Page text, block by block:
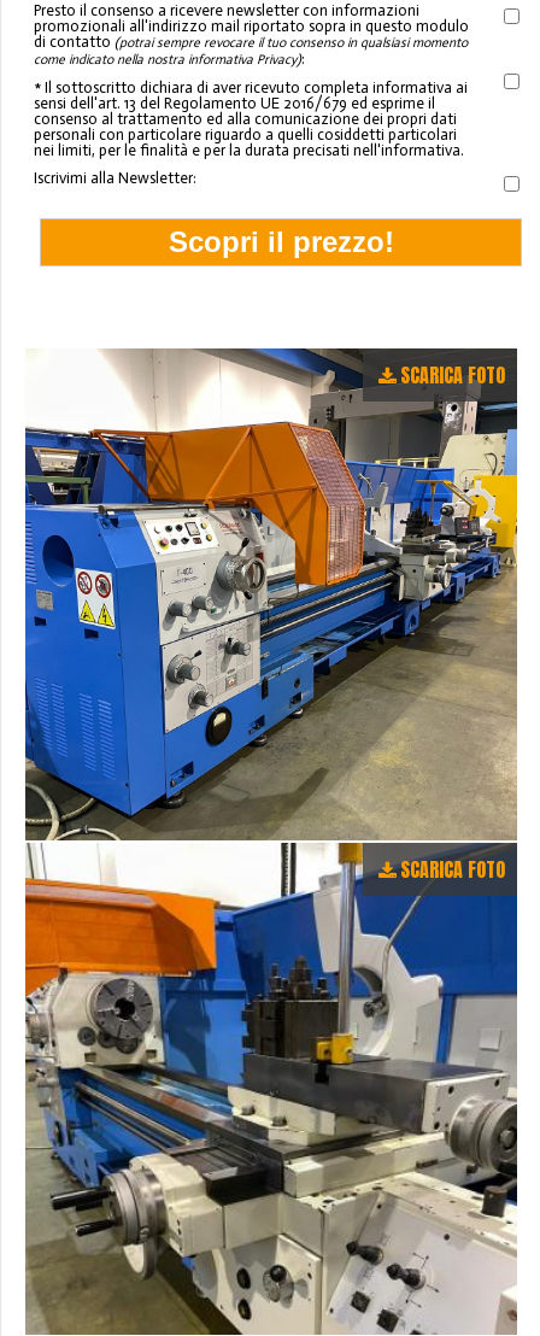
Presto il consenso a ricevere newsletter con informazioni
promozionali all'indirizzo mail riportato sopra in questo modulo
di contatto (potrai sempre revocare il tuo consenso in qualsiasi momento
come indicato nella nostra informativa Privacy):
* Il sottoscritto dichiara di aver ricevuto completa informativa ai
sensi dell'art. 13 del Regolamento UE 2016/679 ed esprime il
consenso al trattamento ed alla comunicazione dei propri dati
personali con particolare riguardo a quelli cosiddetti particolari
nei limiti, per le finalità e per la durata precisati nell'informativa.
Iscrivimi alla Newsletter:
SCARICA FOTO
SCARICA FOTO